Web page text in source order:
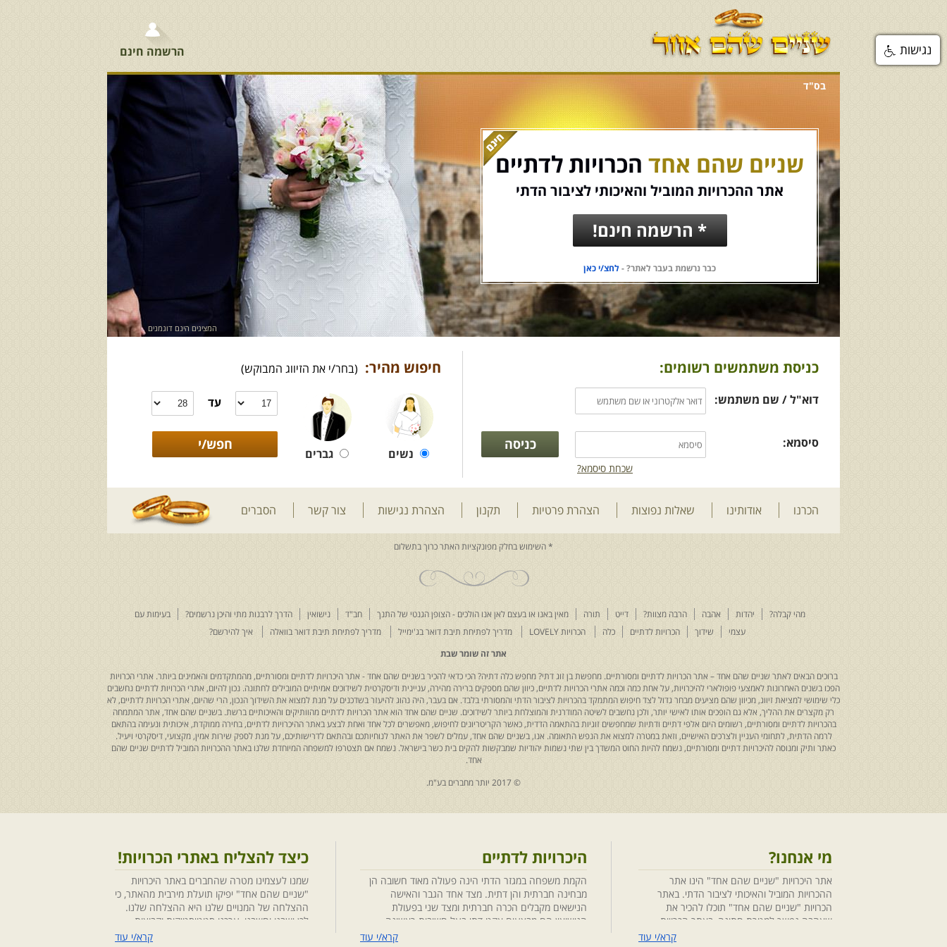
הרשמה חינם
בס"ד
שניים שהם אחד הכרויות לדתיים
אתר ההכרויות המוביל והאיכותי לציבור הדתי
* הרשמה חינם!
כבר נרשמת בעבר לאתר? -לחצ/י כאן
המציגים הינם דוגמנים
כניסת משתמשים רשומים:
דוא"ל / שם משתמש:
סיסמא:
שכחת סיסמא?
חיפוש מהיר: (בחר/י את הזיווג המבוקש)
נשים גברים
עד
הכרנו אודותינו שאלות נפוצות הצהרת פרטיות תקנון הצהרת נגישות צור קשר הסברים
מהי קבלה? יהדות אהבה הרבה מצוות? דייט תורה מאין באנו או בעצם לאן אנו הולכים - הצופן הגנטי של התנך חב"ד נישואין הדרך לרבנות מתי והיכן נרשמים?
בעימות עם
עצמי
שידוך הכרויות לדתיים כלה הכרויות LOVELY מדריך לפתיחת תיבת דואר בג'ימייל מדריך לפתיחת תיבת דואר בוואלה
איך להירשם?
אתר זה שומר שבת
ברוכים הבאים לאתר שניים שהם אחד – אתר הכרויות לדתיים ומסורתיים. מחפשת בן זוג דתי? מחפש כלה דתיה? הכי כדאי להכיר בשניים שהם אחד - אתר היכרויות לדתיים ומסורתיים, מהמתקדמים והאמינים ביותר. אתרי הכרויות
הפכו בשנים האחרונות לאמצעי פופולארי להיכרויות, על אחת כמה וכמה אתרי הכרויות לדתיים, כיוון שהם מספקים ברירה מהירה, עניינית ודיסקרטית לשידוכים אמיתיים המובילים לחתונה. נכון להיום, אתרי הכרויות לדתיים נחשבים
כלי שימושי למציאת זיווג, מכיוון שהם מציעים מבחר גדול לצד חיפוש המתמקד בהכרויות לציבור הדתי והמסורתי בלבד. אם בעבר, היה נהוג להיעזר בשדכנים על מנת למצוא את השידוך הנכון, הרי שהיום, אתרי הכרויות לדתיים, לא
רק מקצרים את ההליך, אלא גם הופכים אותו לאישי יותר, ולכן נחשבים לשיטה המודרנית והמוצלחת ביותר לשידוכים. שניים שהם אחד הוא אתר הכרויות לדתיים מהוותיקים והאיכותיים ברשת. בשניים שהם אחד, אתר המתמחה
בהכרויות לדתיים ומסורתיים, רשומים היום אלפי דתיים ודתיות שמחפשים זוגיות בהתאמה הדדית, כאשר הקריטריונים לחיפוש, מאפשרים לכל אחד ואחת לבצע באתר ההיכרויות לדתיים, בחירה ממוקדת, איכותית ונעימה בהתאם
לרמה הדתית, לתחומי העניין ולצרכים האישיים, וזאת במטרה למצוא את הנפש התאומה. אנו, בשניים שהם אחד, עמלים לשפר את האתר לנוחיותכם ובהתאם לדרישותיכם, על מנת לספק שירות אמין, מקצועי, דיסקרטי ויעיל.
כאתר ותיק ומנוסה להיכרויות דתיים ומסורתיים, נשמח להיות החוט המשדך בין שתי נשמות יהודיות שמבקשות להקים בית כשר בישראל. נשמח אם תצטרפו למשפחה המיוחדת שלנו באתר ההכרויות המוביל לדתיים שניים שהם
אחד.
© 2017 יותר מחברים בע"מ.
מי אנחנו?
אתר היכרויות "שניים שהם אחד" הינו אתר
ההכרויות המוביל והאיכותי לציבור הדתי. באתר
הכרויות "שניים שהם אחד" תוכלו להכיר את
שאהבה נפשך למטרת חתונה, באתר הכרויות
"שניים שהם אחד" הושקעו מחשבה ומאמציםקרא/י עוד
היכרויות לדתיים
הקמת משפחה במגזר הדתי הינה פעולה מאוד חשובה הן
מבחינה חברתית והן דתית. מצד אחד הגבר והאישה
הנישאים מקבלים הכרה חברתית ומצד שני בפעולת
הנישואין הם מבצעים אקט דתי בעל חשיבות ראשונה
במעלה. חשוב לציין בהקשר זה שגם הגורמים למפגשקרא/י עוד
כיצד להצליח באתרי הכרויות!
שמנו לעצמינו מטרה שהחברים באתר היכרויות
"שניים שהם אחד" יפיקו תועלת מירבית מהאתר, כי
ההצלחה של המנויים שלנו היא ההצלחה שלנו.
לכן ישבנו וחשבנו ,ערכנו סטטיסטיקות וקבוצות
מיקוד, בחנו התנהגויות ומגמות והמסקנה החדקרא/י עוד
נגישות